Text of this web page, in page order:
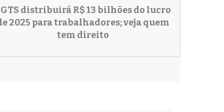
distribuirá R$ 13 bilhões do lucro
2025 para trabalhadores; veja quem
tem direito